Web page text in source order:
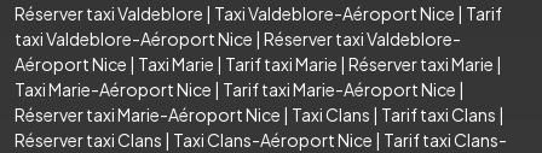
Réserver taxi Valdeblore | Taxi Valdeblore-Aéroport Nice | Tarif
taxi Valdeblore-Aéroport Nice | Réserver taxi Valdeblore-
Aéroport Nice | Taxi Marie | Tarif taxi Marie | Réserver taxi Marie |
Taxi Marie-Aéroport Nice | Tarif taxi Marie-Aéroport Nice |
Réserver taxi Marie-Aéroport Nice | Taxi Clans | Tarif taxi Clans |
Réserver taxi Clans | Taxi Clans-Aéroport Nice | Tarif taxi Clans-